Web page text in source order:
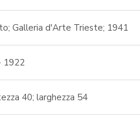
Galleria d'Arte Trieste; 1941
1922
40; larghezza 54